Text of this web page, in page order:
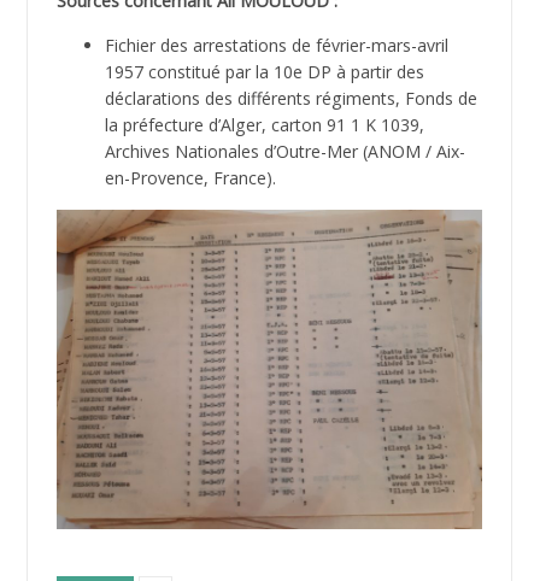
Fichier des arrestations de février-mars-avril
1957 constitué par la 10e DP à partir des
déclarations des différents régiments, Fonds de
la préfecture d’Alger, carton 91 1 K 1039,
Archives Nationales d’Outre-Mer (ANOM / Aix-
en-Provence, France).